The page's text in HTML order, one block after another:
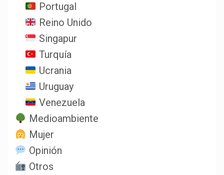
Portugal
Reino Unido
Singapur
Turquía
Ucrania
Uruguay
Venezuela
Medioambiente
Mujer
Opinión
Otros